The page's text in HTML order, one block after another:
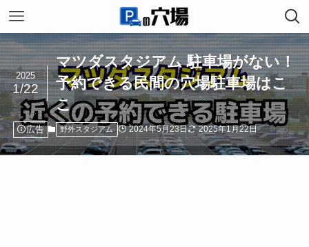
マツダスタジアム 駐車場がない！
予約できる民間の穴場駐車場はこ
こ
2025
1/22
広告 野外スタジアム 2024年5月23日 2025年1月22日